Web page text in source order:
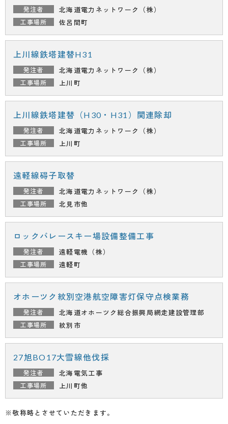
北海道電力ネットワーク（株）
佐呂間町
北海道電力ネットワーク（株）
上川線鉄塔建替H31
上川町
北海道電力ネットワーク（株）
上川線鉄塔建替（H30・H31）関連除却
上川町
北海道電力ネットワーク（株）
遠軽線碍子取替
北見市他
遠軽電機（株）
ロックバレースキー場設備整備工事
遠軽町
北海道オホーツク総合振興局網走建設管理部
オホーツク紋別空港航空障害灯保守点検業務
紋別市
北海電気工事
27旭BO17大雪線他伐採
上川町他
※敬称略とさせていただきます。